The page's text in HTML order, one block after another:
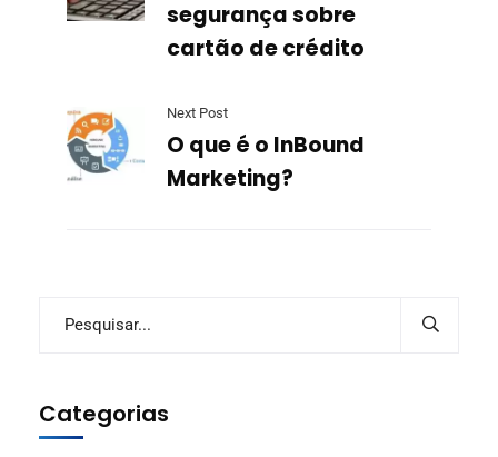
segurança sobre
cartão de crédito
Next Post
O que é o InBound
Marketing?
Categorias